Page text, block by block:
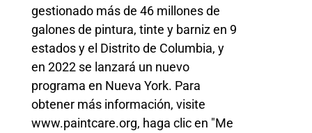
gestionado más de 46 millones de
galones de pintura, tinte y barniz en 9
estados y el Distrito de Columbia, y
en 2022 se lanzará un nuevo
programa en Nueva York. Para
obtener más información, visite
www.paintcare.org, haga clic en "Me